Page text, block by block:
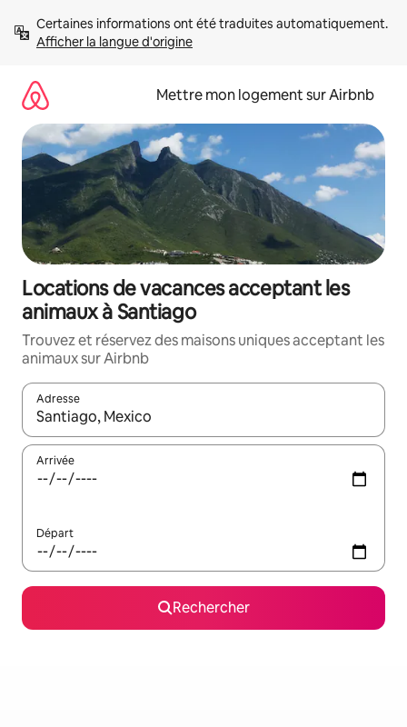
directement
Afficher la langue d'origine
Mettre mon logement sur Airbnb
Locations de vacances acceptant les
animaux à Santiago
Trouvez et réservez des maisons uniques acceptant les
animaux sur Airbnb
Adresse
Lorsque les résultats s'affichent, utilisez les flèches vers le
Arrivée
Départ
Rechercher